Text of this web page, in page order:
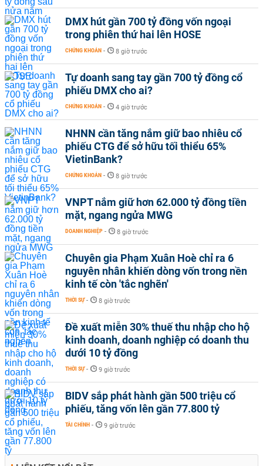
DMX hút gần 700 tỷ đồng vốn ngoại
trong phiên thứ hai lên HOSE
CHỨNG KHOÁN - 8 giờ trước
Tự doanh sang tay gần 700 tỷ đồng cổ
phiếu DMX cho ai?
CHỨNG KHOÁN - 4 giờ trước
NHNN cần tăng nắm giữ bao nhiêu cổ
phiếu CTG để sở hữu tối thiểu 65%
VietinBank?
CHỨNG KHOÁN - 8 giờ trước
VNPT nắm giữ hơn 62.000 tỷ đồng tiền
mặt, ngang ngửa MWG
DOANH NGHIỆP - 8 giờ trước
Chuyên gia Phạm Xuân Hoè chỉ ra 6
nguyên nhân khiến dòng vốn trong nền
kinh tế còn 'tắc nghẽn'
THỜI SỰ - 8 giờ trước
Đề xuất miễn 30% thuế thu nhập cho hộ
kinh doanh, doanh nghiệp có doanh thu
dưới 10 tỷ đồng
THỜI SỰ - 9 giờ trước
BIDV sắp phát hành gần 500 triệu cổ
phiếu, tăng vốn lên gần 77.800 tỷ
TÀI CHÍNH - 9 giờ trước